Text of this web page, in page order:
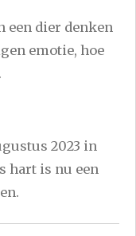
een dier denken
emotie, hoe
2023 in
hart is nu een